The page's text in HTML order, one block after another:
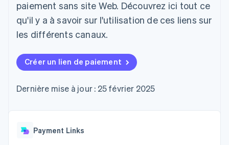
UI flexibles
Moyens de
paiement
Accès à plus
de 125
Paiements en
personne
Boost
Paiements
accélérés
Recognition
Comptabilité
automatisée
Stripe Sigma
Rapports
Data Pipeline
Synchronisation
cryptomonnaie
intégrables
l’application
Marketplaces
Gestion financière
Plateformes
Par secteur
créateurs
Jeux
Gérer des
abonnements
Proposer une
facturation à l'usage
bancaires adossées à
des stablecoins
Fournir et gérer des
agents
Ressources
Entreprise
Feuille de route
Sessions : conférence
annuelle
Carrières
presse
Contact
paiement sans site Web. Découvrez ici tout ce
qu'il y a à savoir sur l'utilisation de ces liens sur
les différents canaux.
Créer un lien de paiement
Dernière mise à jour : 25 février 2025
Payment Links